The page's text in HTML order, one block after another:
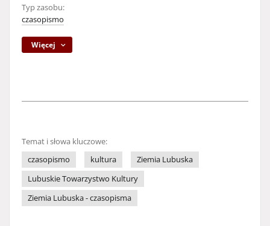
Typ zasobu:
czasopismo
Więcej
Temat i słowa kluczowe:
czasopismo
kultura
Ziemia Lubuska
Lubuskie Towarzystwo Kultury
Ziemia Lubuska - czasopisma